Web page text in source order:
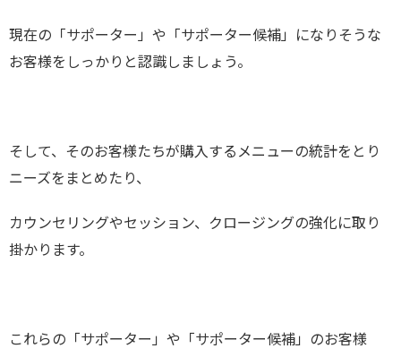
現在の「サポーター」や「サポーター候補」になりそうな
お客様をしっかりと認識しましょう。
そして、そのお客様たちが購入するメニューの統計をとり
ニーズをまとめたり、
カウンセリングやセッション、クロージングの強化に取り
掛かります。
これらの「サポーター」や「サポーター候補」のお客様